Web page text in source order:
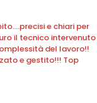
e chiari per
il tecnico intervenuto
del lavoro!!
e gestito!!! Top